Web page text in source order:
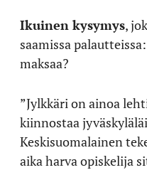
Ikuinen kysymys,
saamissa
maksaa?
”Jylkkäri on ainoa
kiinnostaa
Keskisuomalainen
aika harva opiskelija